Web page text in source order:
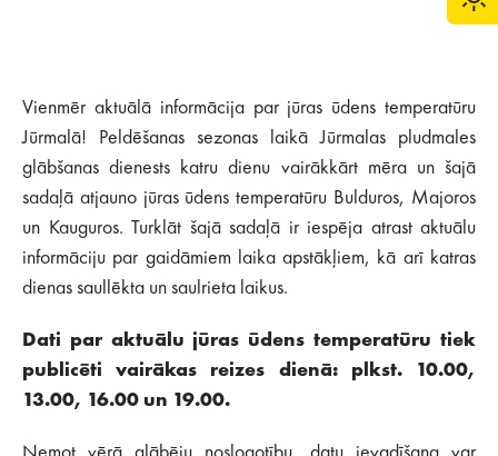
Vienmēr aktuālā informācija par jūras ūdens temperatūru
Jūrmalā! Peldēšanas sezonas laikā Jūrmalas pludmales
glābšanas dienests katru dienu vairākkārt mēra un šajā
sadaļā atjauno jūras ūdens temperatūru Bulduros, Majoros
un Kauguros. Turklāt šajā sadaļā ir iespēja atrast aktuālu
informāciju par gaidāmiem laika apstākļiem, kā arī katras
dienas saullēkta un saulrieta laikus.
Dati par aktuālu jūras ūdens temperatūru tiek
publicēti vairākas reizes dienā: plkst. 10.00,
13.00, 16.00 un 19.00.